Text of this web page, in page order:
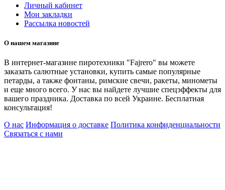
Личный кабинет
Мои закладки
Рассылка новостей
О нашем магазине
В интернет-магазине пиротехники "Fajrero" вы можете
заказать салютные установки, купить самые популярные
петарды, а также фонтаны, римские свечи, ракеты, минометы
и еще много всего. У нас вы найдете лучшие спецэффекты для
вашего праздника. Доставка по всей Украине. Бесплатная
консультация!
О нас Информация о доставке Политика конфиденциальности
Связаться с нами